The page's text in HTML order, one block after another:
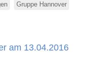
Gruppe Hannover
am 13.04.2016